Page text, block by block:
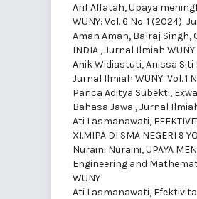
Arif Alfatah,Upaya
WUNY: Vol. 6 No. 1 (2024):
Aman Aman, Balraj Singh,
INDIA ,Jurnal Ilmiah
Anik Widiastuti, Anissa
Jurnal Ilmiah WUNY: Vol. 1
Panca Aditya Subekti,
Bahasa Jawa ,Jurnal
Ati Lasmanawati,
XI.MIPA DI SMA NEGERI 9
Nuraini Nuraini,UPAYA
Engineering and
WUNY
Ati Lasmanawati,